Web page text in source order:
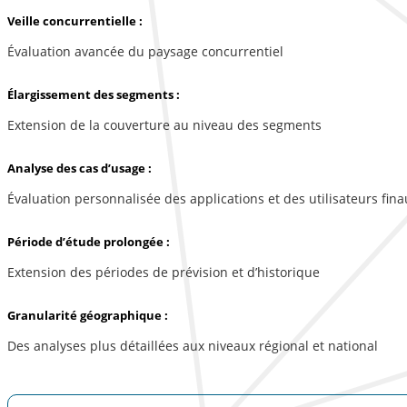
Veille concurrentielle :
Évaluation avancée du paysage concurrentiel
Élargissement des segments :
Extension de la couverture au niveau des segments
Analyse des cas d’usage :
Évaluation personnalisée des applications et des utilisateurs
Période d’étude prolongée :
Extension des périodes de prévision et d’historique
Granularité géographique :
Des analyses plus détaillées aux niveaux régional et national